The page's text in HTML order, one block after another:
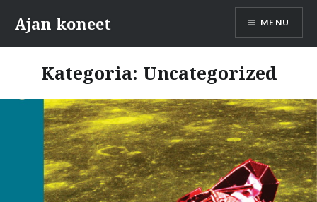
content
Ajan koneet MENU
Kategoria: Uncategorized